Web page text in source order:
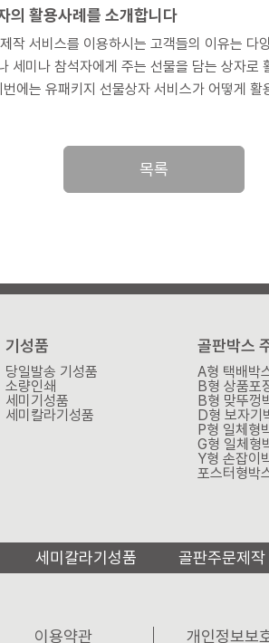
의 활용사례를 소개합니다
하시는 고객들의 이유는 다양합니다. 하지만 이를 유형화해보면 몇 가지 분류로 나눌
세미나 참석자에게 주는 선물을 담는 상자
에는 유패키지 선물상자 서비스가 어떻게
목록
기성품
당일발송 기성품
소량인쇄
세미기성품
세미칼라기성품
골판박스
A형 택배박
B형 상품포
B형 맞뚜껑
D형 보자기
P형 일체형
G형 일체형
Y형 손잡이
포스터형박
세미칼라기성품 골판주문제작
이용약관 개인정보보